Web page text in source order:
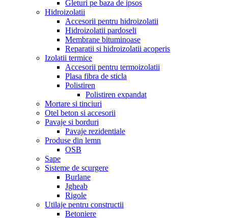
Gleturi pe baza de ipsos
Hidroizolatii
Accesorii pentru hidroizolatii
Hidroizolatii pardoseli
Membrane bituminoase
Reparatii si hidroizolatii acoperis
Izolatii termice
Accesorii pentru termoizolatii
Plasa fibra de sticla
Polistiren
Polistiren expandat
Mortare si tinciuri
Otel beton si accesorii
Pavaje si borduri
Pavaje rezidentiale
Produse din lemn
OSB
Sape
Sisteme de scurgere
Burlane
Jgheab
Rigole
Utilaje pentru constructii
Betoniere